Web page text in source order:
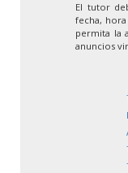
El tutor
fecha,
permita la
anuncios